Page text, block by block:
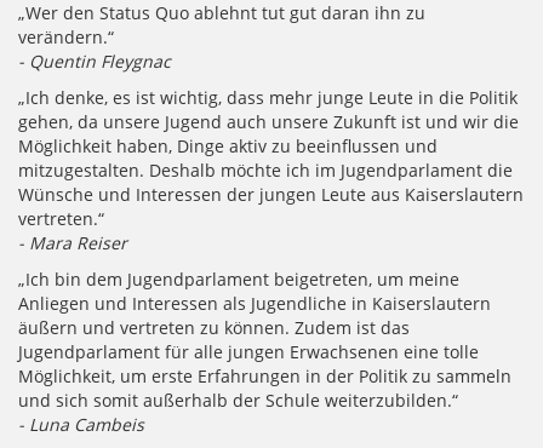
„Wer den Status Quo ablehnt tut gut daran ihn zu
verändern.“
- Quentin Fleygnac
„Ich denke, es ist wichtig, dass mehr junge Leute in die Politik
gehen, da unsere Jugend auch unsere Zukunft ist und wir die
Möglichkeit haben, Dinge aktiv zu beeinflussen und
mitzugestalten. Deshalb möchte ich im Jugendparlament die
Wünsche und Interessen der jungen Leute aus Kaiserslautern
vertreten.“
- Mara Reiser
„Ich bin dem Jugendparlament beigetreten, um meine
Anliegen und Interessen als Jugendliche in Kaiserslautern
äußern und vertreten zu können. Zudem ist das
Jugendparlament für alle jungen Erwachsenen eine tolle
Möglichkeit, um erste Erfahrungen in der Politik zu sammeln
und sich somit außerhalb der Schule weiterzubilden.“
- Luna Cambeis